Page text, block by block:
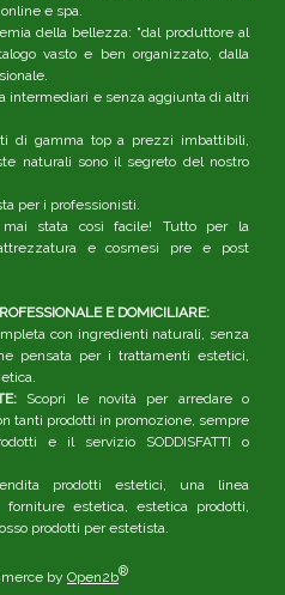
e spa.
della bellezza: "dal produttore al
vasto e ben organizzato, dalla
intermediari e senza aggiunta di altri
di gamma top a prezzi imbattibili,
naturali sono il segreto del nostro
per i professionisti.
mai stata così facile! Tutto per la
e cosmesi pre e post
E DOMICILIARE:
con ingredienti naturali, senza
pensata per i trattamenti estetici,
Scopri le novità per arredare o
tanti prodotti in promozione, sempre
e il servizio SODDISFATTI o
prodotti estetici, una linea
estetica, estetica prodotti,
prodotti per estetista.
by Open2b®